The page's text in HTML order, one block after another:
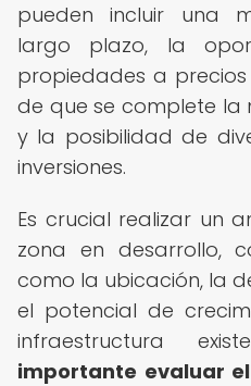
pueden incluir una
largo plazo, la
propiedades a
de que se complete la
y la posibilidad de
inversiones.
Es crucial realizar un
zona en desarrollo,
como la ubicación, la
el potencial de
infraestructura
importante evaluar